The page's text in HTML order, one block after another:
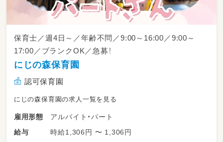
保育士／週4日～／年齢不問／9:00～16:00／9:00～
17:00／ブランクOK／急募！
にじの森保育園
認可保育園
にじの森保育園の求人一覧を見る
雇用形態
アルバイト・パート
給与
時給1,306円 〜 1,306円